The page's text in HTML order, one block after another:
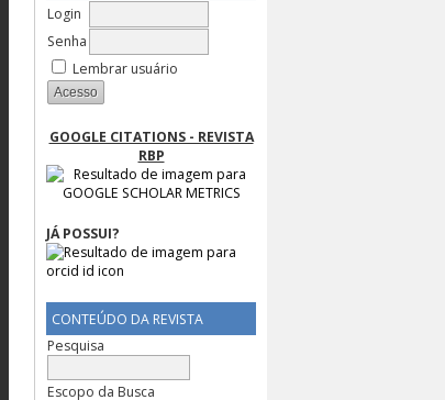
Login
Senha
Lembrar usuário
GOOGLE CITATIONS - REVISTA
RBP
JÁ POSSUI?
CONTEÚDO DA REVISTA
Pesquisa
Escopo da Busca